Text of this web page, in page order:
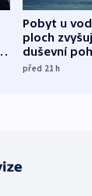
Pobyt u
ploch
duševní
ukázala
před 21h